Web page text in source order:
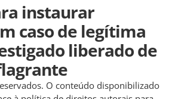
instaurar
caso de legítima
liberado de
O conteúdo disponibilizado